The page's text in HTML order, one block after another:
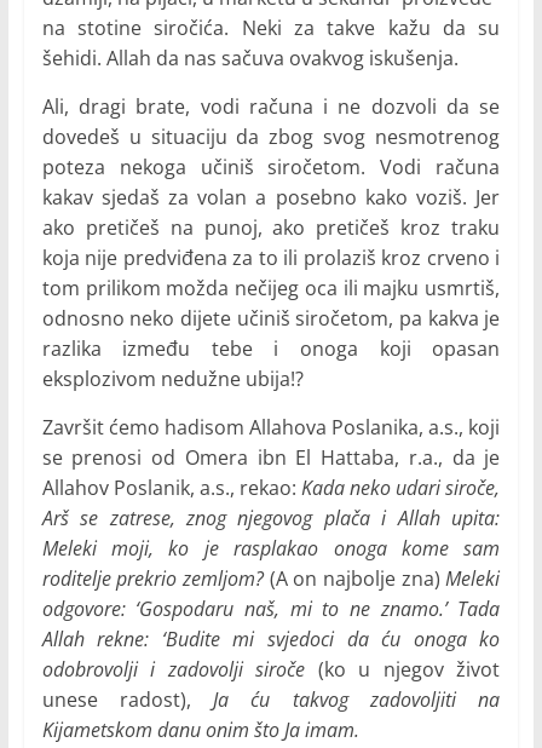
na stotine siročića. Neki za takve kažu da su
šehidi. Allah da nas sačuva ovakvog iskušenja.
Ali, dragi brate, vodi računa i ne dozvoli da se
dovedeš u situaciju da zbog svog nesmotrenog
poteza nekoga učiniš siročetom. Vodi računa
kakav sjedaš za volan a posebno kako voziš. Jer
ako pretičeš na punoj, ako pretičeš kroz traku
koja nije predviđena za to ili prolaziš kroz crveno i
tom prilikom možda nečijeg oca ili majku usmrtiš,
odnosno neko dijete učiniš siročetom, pa kakva je
razlika između tebe i onoga koji opasan
eksplozivom nedužne ubija!?
Završit ćemo hadisom Allahova Poslanika, a.s., koji
se prenosi od Omera ibn El Hattaba, r.a., da je
Allahov Poslanik, a.s., rekao:Kada neko udari siroče,
Arš se zatrese, znog njegovog plača i Allah upita:
Meleki moji, ko je rasplakao onoga kome sam
roditelje prekrio zemljom?(A on najbolje zna)Meleki
odgovore: ‘Gospodaru naš, mi to ne znamo.’ Tada
Allah rekne: ‘Budite mi svjedoci da ću onoga ko
odobrovolji i zadovolji siroče (ko u njegov život
unese radost),Ja ću takvog zadovoljiti na
Kijametskom danu onim što Ja imam.